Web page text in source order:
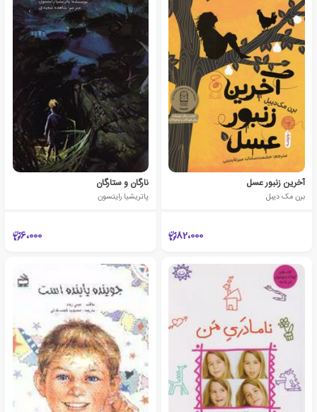
آخرین زنبور عسل
برن مک دیبل
82،000
نارگان و ستارگان
پاتریشیا رایتسون
6،000